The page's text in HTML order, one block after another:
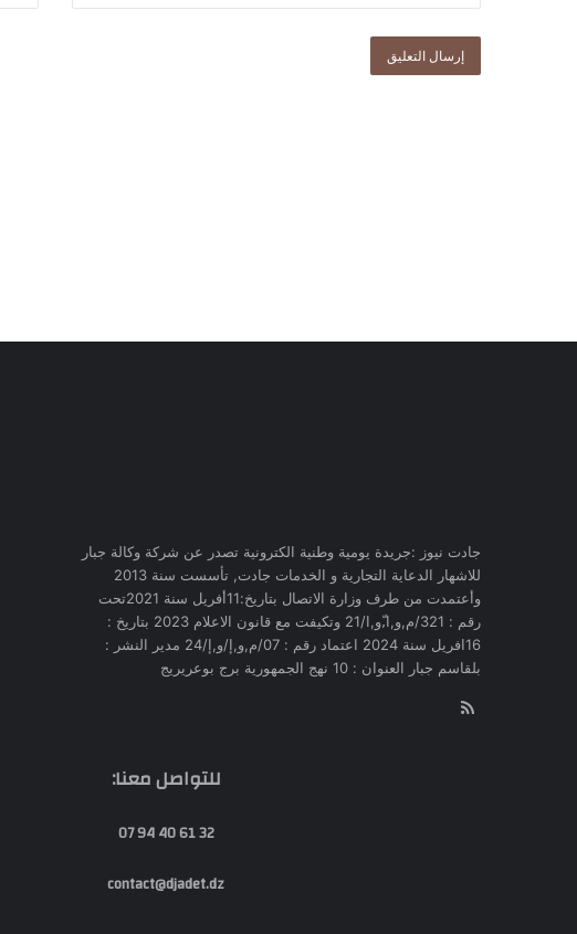
جادت نيوز :جريدة يومية وطنية الكترونية تصدر عن شركة وكالة جبار
للاشهار الدعاية التجارية و الخدمات جادت, تأسست سنة 2013
وأعتمدت من طرف وزارة الاتصال بتاريخ:11أفريل سنة 2021تحت
رقم : 321/م,و,ا,ّو,ا/21 وتكيفت مع قانون الاعلام 2023 بتاريخ :
16افريل سنة 2024 اعتماد رقم : 07/م,و,إ/و,إ/24 مدير النشر :
بلقاسم جبار العنوان : 10 نهج الجمهورية برج بوعريريج
للتواصل معنا:
32 61 40 94 07
contact@djadet.dz